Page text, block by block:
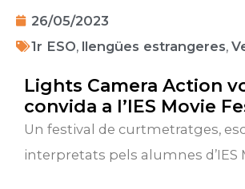
26/05/2023
1r ESO, llengües estrangeres,
Lights Camera Action
convida a l’IES Movie
Un festival de curtmetratges,
interpretats pels alumnes d’IES